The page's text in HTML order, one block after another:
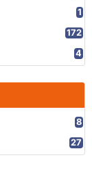
1
172
4
8
27